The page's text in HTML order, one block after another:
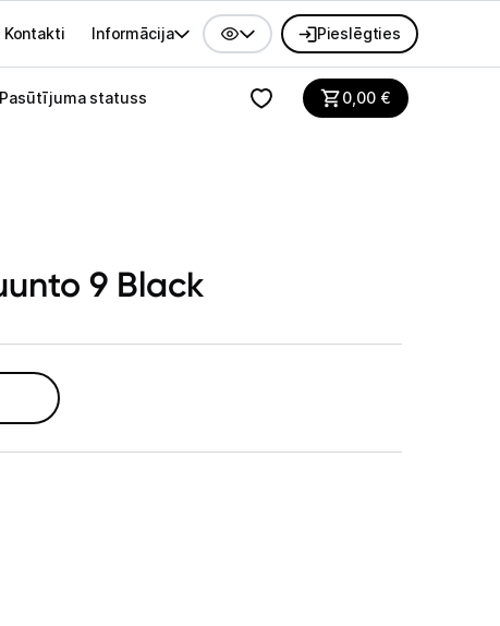
Galvenes izvēlne
Kontakti Informācija Pieslēgties
Pasūtījuma statuss 0,00€
9 Black